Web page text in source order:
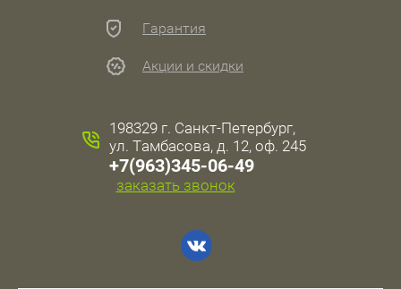
Гарантия
Акции и скидки
198329 г. Санкт-Петербург,
ул. Тамбасова, д. 12, оф. 245
+7(963)345-06-49
заказать звонок